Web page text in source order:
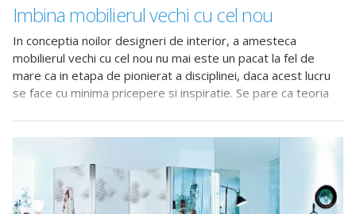
Imbina mobilierul vechi cu cel nou
In conceptia noilor designeri de interior, a amesteca
mobilierul vechi cu cel nou nu mai este un pacat la fel de
mare ca in etapa de pionierat a disciplinei, daca acest lucru
se face cu minima pricepere si inspiratie. Se pare ca teoria